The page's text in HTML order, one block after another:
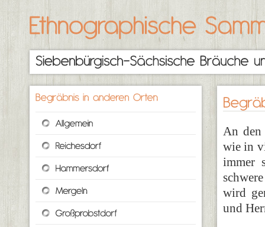
An den
wie in
immer
wird
und